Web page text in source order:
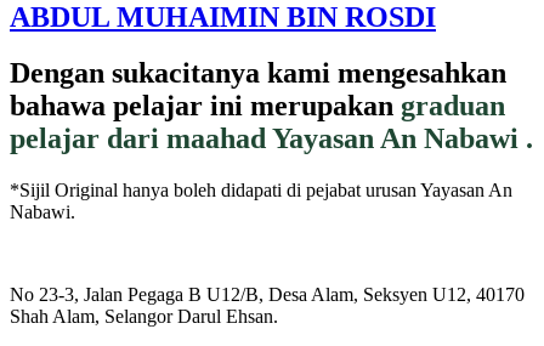
ABDUL MUHAIMIN BIN ROSDI
Dengan sukacitanya kami mengesahkan
bahawa pelajar ini merupakan graduan
pelajar dari maahad Yayasan An Nabawi .
*Sijil Original hanya boleh didapati di pejabat urusan Yayasan An
Nabawi.
No 23-3, Jalan Pegaga B U12/B, Desa Alam, Seksyen U12, 40170
Shah Alam, Selangor Darul Ehsan.